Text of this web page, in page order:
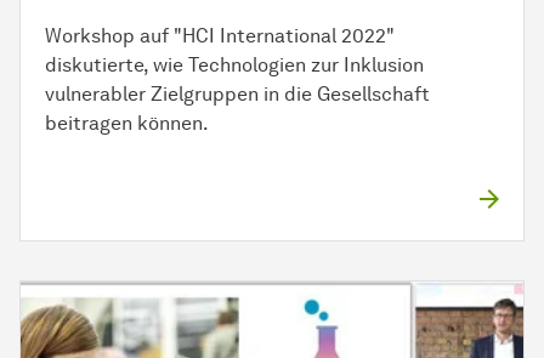
Workshop auf "HCI International 2022"
diskutierte, wie Technologien zur Inklusion
vulnerabler Zielgruppen in die Gesellschaft
beitragen können.